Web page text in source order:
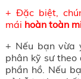
+ Đặc biệt,
mái hoàn toàn
+ Nếu bạn vừa
phân kỹ sư
phần hồ. Nếu